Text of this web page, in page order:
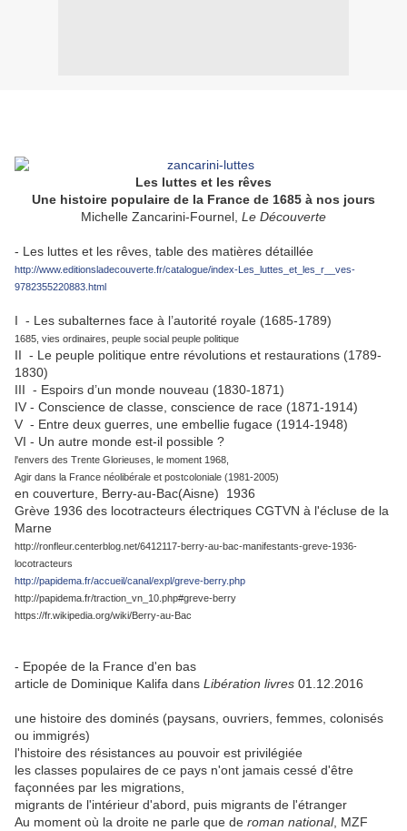
Les luttes et les rêves
Une histoire populaire de la France de 1685 à nos jours
Michelle Zancarini-Fournel, Le Découverte
- Les luttes et les rêves, table des matières détaillée
http://www.editionsladecouverte.fr/catalogue/index-Les_luttes_et_les_r__ves-
9782355220883.html
I - Les subalternes face à l’autorité royale (1685-1789)
1685, vies ordinaires, peuple social peuple politique
II - Le peuple politique entre révolutions et restaurations (1789-
1830)
III - Espoirs d’un monde nouveau (1830-1871)
IV - Conscience de classe, conscience de race (1871-1914)
V - Entre deux guerres, une embellie fugace (1914-1948)
VI - Un autre monde est-il possible ?
l'envers des Trente Glorieuses, le moment 1968,
Agir dans la France néolibérale et postcoloniale (1981-2005)
en couverture, Berry-au-Bac(Aisne) 1936
Grève 1936 des locotracteurs électriques CGTVN à l'écluse de la
Marne
http://ronfleur.centerblog.net/6412117-berry-au-bac-manifestants-greve-1936-
locotracteurs
http://papidema.fr/accueil/canal/expl/greve-berry.php
http://papidema.fr/traction_vn_10.php#greve-berry
https://fr.wikipedia.org/wiki/Berry-au-Bac
- Epopée de la France d'en bas
article de Dominique Kalifa dans Libération livres 01.12.2016
une histoire des dominés (paysans, ouvriers, femmes, colonisés
ou immigrés)
l'histoire des résistances au pouvoir est privilégiée
les classes populaires de ce pays n'ont jamais cessé d'être
façonnées par les migrations,
migrants de l'intérieur d'abord, puis migrants de l'étranger
Au moment où la droite ne parle que de roman national, MZF